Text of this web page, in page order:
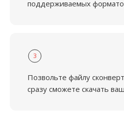
поддерживаемых
3
Позвольте файлу
сразу сможете скачать